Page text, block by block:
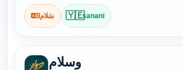
سَلام 🇾🇪sanani
وسلام